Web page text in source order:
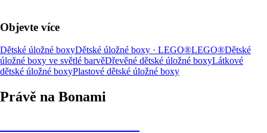
Objevte více
Dětské úložné boxyDětské úložné boxy · LEGO®LEGO®Dětské
úložné boxy ve světlé barvěDřevěné dětské úložné boxyLátkové
dětské úložné boxyPlastové dětské úložné boxy
Právě na Bonami